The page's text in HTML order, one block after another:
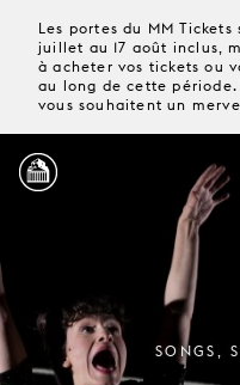
Les portes du MM
juillet au 17 août inclus,
à acheter vos tickets ou
au long de cette
vous souhaitent un
SONGS,